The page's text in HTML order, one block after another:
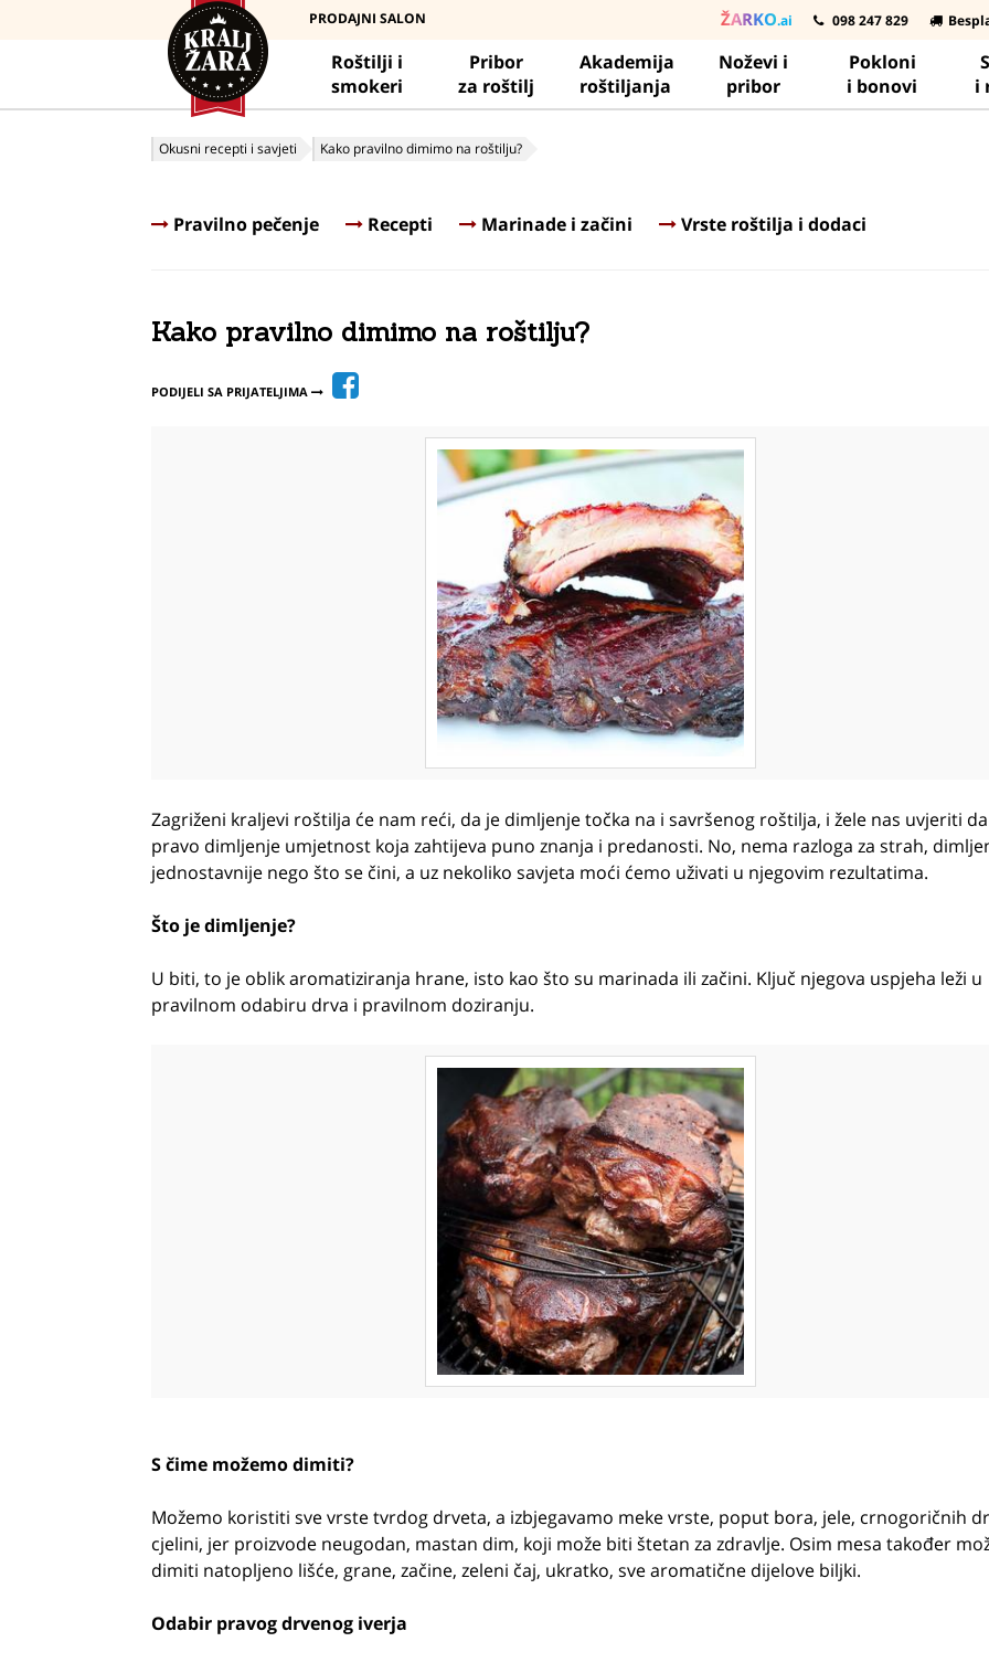
PRODAJNI SALON ŽARKO.ai 098 247 829
Roštilji i
smokeri
Pribor
za roštilj
Akademija
roštiljanja
Noževi i
pribor
Pokloni
i bonovi
i
Okusni recepti i savjeti Kako pravilno dimimo na roštilju?
Pravilno pečenje Recepti Marinade i začini Vrste roštilja i dodaci
Kako pravilno dimimo na roštilju?
PODIJELI SA PRIJATELJIMA
Zagriženi kraljevi roštilja će nam reći, da je dimljenje točka na i savršenog roštilja, i žele nas uvjeriti
pravo dimljenje umjetnost koja zahtijeva puno znanja i predanosti. No, nema razloga za strah,
jednostavnije nego što se čini, a uz nekoliko savjeta moći ćemo uživati u njegovim rezultatima.
Što je dimljenje?
U biti, to je oblik aromatiziranja hrane, isto kao što su marinada ili začini. Ključ njegova uspjeha leži u
pravilnom odabiru drva i pravilnom doziranju.
S čime možemo dimiti?
Možemo koristiti sve vrste tvrdog drveta, a izbjegavamo meke vrste, poput bora, jele, crnogoričnih
cjelini, jer proizvode neugodan, mastan dim, koji može biti štetan za zdravlje. Osim mesa također
dimiti natopljeno lišće, grane, začine, zeleni čaj, ukratko, sve aromatične dijelove biljki.
Odabir pravog drvenog iverja